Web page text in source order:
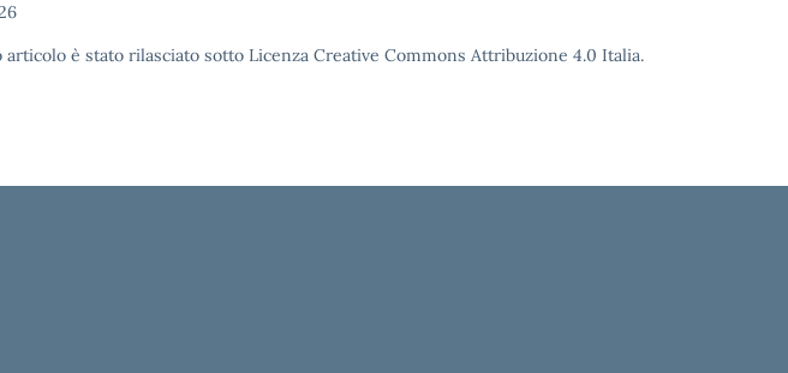
è stato rilasciato sotto Licenza Creative Commons Attribuzione 4.0 Italia.